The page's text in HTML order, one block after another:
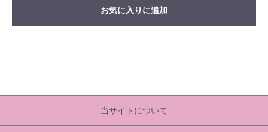
お気に入りに追加
当サイトについて